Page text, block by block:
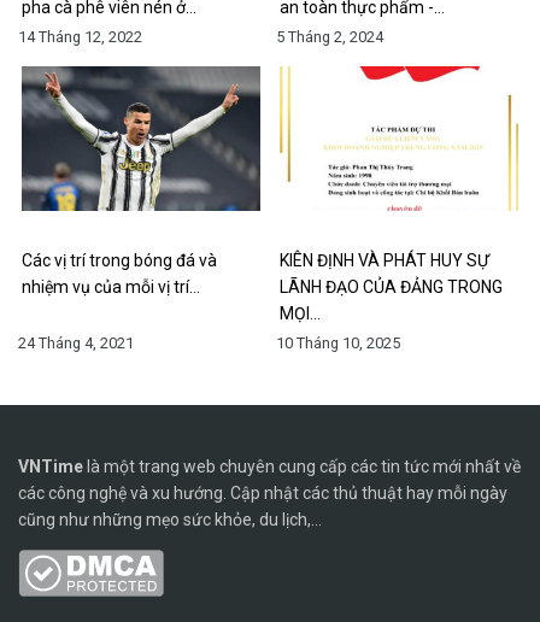
pha cà phê viên nén ở…
14 Tháng 12, 2022
an toàn thực phẩm -…
5 Tháng 2, 2024
Các vị trí trong bóng đá và
nhiệm vụ của mỗi vị trí…
24 Tháng 4, 2021
KIÊN ĐỊNH VÀ PHÁT HUY SỰ
LÃNH ĐẠO CỦA ĐẢNG TRONG
MỌI…
10 Tháng 10, 2025
VNTime là một trang web chuyên cung cấp các tin tức mới nhất về
các công nghệ và xu hướng. Cập nhật các thủ thuật hay mỗi ngày
cũng như những mẹo sức khỏe, du lịch,...